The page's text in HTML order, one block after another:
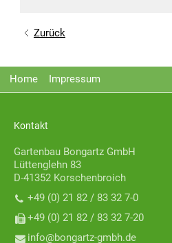
Zurück
Home Impressum
Kontakt
Gartenbau Bongartz GmbH
Lüttenglehn 83
D-41352 Korschenbroich
+49 (0) 21 82 / 83 32 7-0
+49 (0) 21 82 / 83 32 7-20
nf
b ng rtz-gmbh d